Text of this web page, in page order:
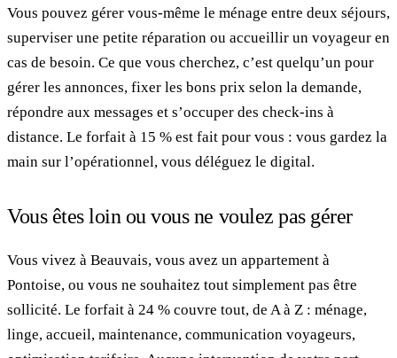
Vous pouvez gérer vous-même le ménage entre deux séjours,
superviser une petite réparation ou accueillir un voyageur en
cas de besoin. Ce que vous cherchez, c’est quelqu’un pour
gérer les annonces, fixer les bons prix selon la demande,
répondre aux messages et s’occuper des check-ins à
distance. Le forfait à 15 % est fait pour vous : vous gardez la
main sur l’opérationnel, vous déléguez le digital.
Vous êtes loin ou vous ne voulez pas gérer
Vous vivez à Beauvais, vous avez un appartement à
Pontoise, ou vous ne souhaitez tout simplement pas être
sollicité. Le forfait à 24 % couvre tout, de A à Z : ménage,
linge, accueil, maintenance, communication voyageurs,